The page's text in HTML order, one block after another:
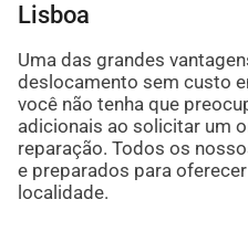
Lisboa
Uma das grandes
deslocamento sem custo
você não tenha que
adicionais ao solicitar um
reparação. Todos os
e preparados para
localidade.